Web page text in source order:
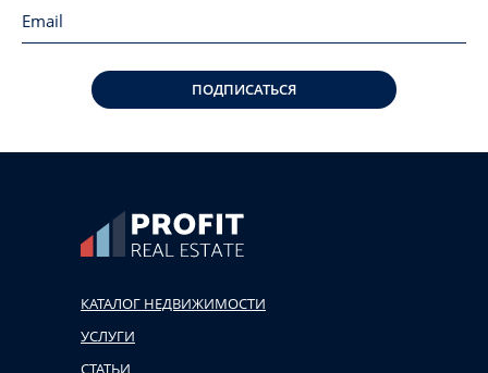
ПОДПИСАТЬСЯ
КАТАЛОГ НЕДВИЖИМОСТИ
УСЛУГИ
СТАТЬИ